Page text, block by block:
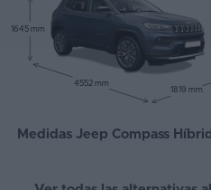
1645 mm
4552 mm
1819 mm
Medidas Jeep Compass